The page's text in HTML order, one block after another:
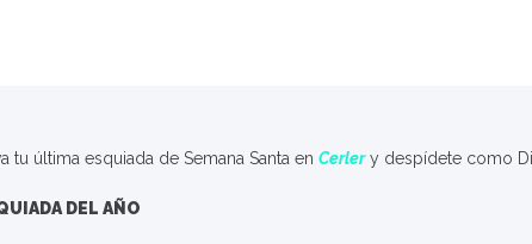
tu última esquiada de Semana Santa enCerlery despídete como
DEL AÑO